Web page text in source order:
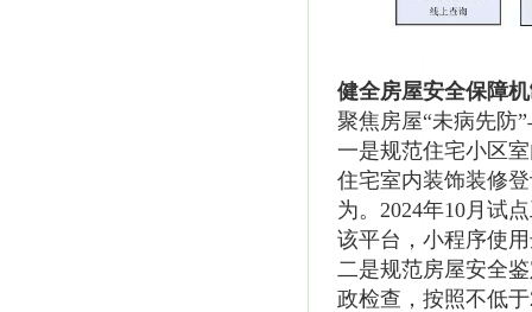
健全房屋安全保障
聚焦房屋“未病先防
一是规范住宅小区
住宅室内装饰装修
为。2024年10月试
该平台，小程序使
二是规范房屋安全
政检查，按照不低